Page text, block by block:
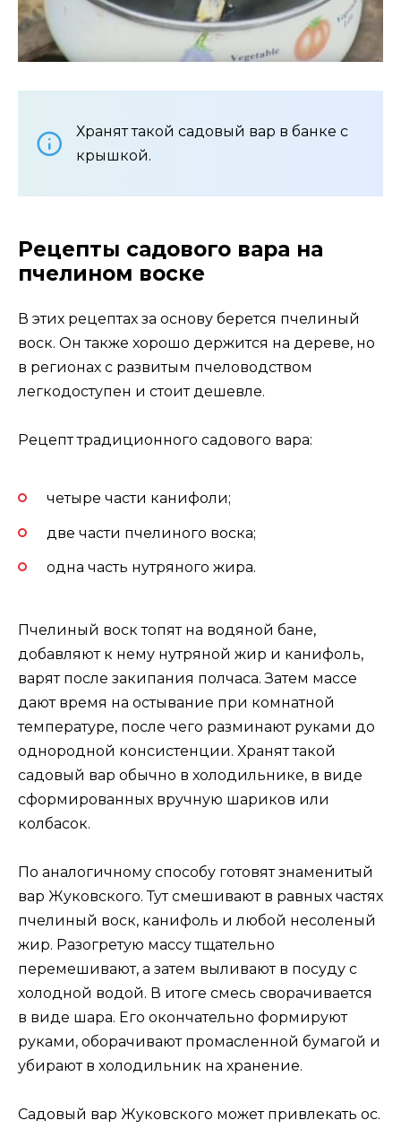
Хранят такой садовый вар в банке с
крышкой.
Рецепты садового вара на
пчелином воске
В этих рецептах за основу берется пчелиный
воск. Он также хорошо держится на дереве, но
в регионах с развитым пчеловодством
легкодоступен и стоит дешевле.
Рецепт традиционного садового вара:
четыре части канифоли;
две части пчелиного воска;
одна часть нутряного жира.
Пчелиный воск топят на водяной бане,
добавляют к нему нутряной жир и канифоль,
варят после закипания полчаса. Затем массе
дают время на остывание при комнатной
температуре, после чего разминают руками до
однородной консистенции. Хранят такой
садовый вар обычно в холодильнике, в виде
сформированных вручную шариков или
колбасок.
По аналогичному способу готовят знаменитый
вар Жуковского. Тут смешивают в равных частях
пчелиный воск, канифоль и любой несоленый
жир. Разогретую массу тщательно
перемешивают, а затем выливают в посуду с
холодной водой. В итоге смесь сворачивается
в виде шара. Его окончательно формируют
руками, оборачивают промасленной бумагой и
убирают в холодильник на хранение.
Садовый вар Жуковского может привлекать ос.